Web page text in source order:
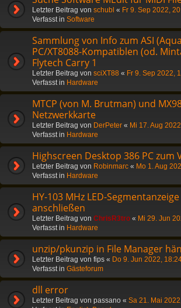
Letzter Beitrag von schubl « Fr 9. Sep 2022,
Verfasst in Software
Sammlung von Info zum ASI
PC/XT8088-Kompatiblen (od.
Flytech Carry 1
Letzter Beitrag von sciXT88 « Fr 9. Sep 2022,
Verfasst in Hardware
MTCP (von M. Brutman) und
Netzwerkkarte
Letzter Beitrag von DerPeter « Mi 17. Aug
Verfasst in Hardware
Highscreen Desktop 386 PC zum
Letzter Beitrag von Robinmarc « Mo 1. Aug
Verfasst in Hardware
HY-103 MHz LED-
anschließen
Letzter Beitrag von ChrisR3tro « Mi 29. Jun
Verfasst in Hardware
unzip/pkunzip in File Manager
Letzter Beitrag von fips « Do 9. Jun 2022,
Verfasst in Gästeforum
dll error
Letzter Beitrag von passano « Sa 21. Mai